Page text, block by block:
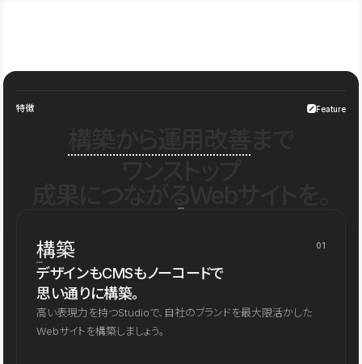
特徴 Feature
構築 01
デザインもCMSもノーコードで
思い通りに構築。
高い表現力を持つStudioで、自社のブランドを最大限活かした
Webサイトを構築しましょう。